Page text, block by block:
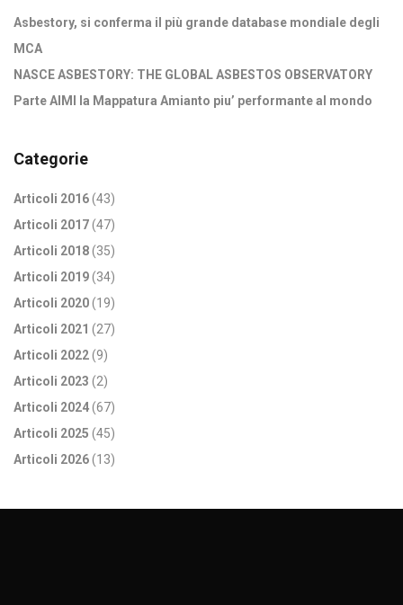
Asbestory, si conferma il più grande database mondiale degli
MCA
NASCE ASBESTORY: THE GLOBAL ASBESTOS OBSERVATORY
Parte AIMI la Mappatura Amianto piu’ performante al mondo
Categorie
Articoli 2016(43)
Articoli 2017(47)
Articoli 2018(35)
Articoli 2019(34)
Articoli 2020(19)
Articoli 2021 (27)
Articoli 2022(9)
Articoli 2023 (2)
Articoli 2024(67)
Articoli 2025 (45)
Articoli 2026(13)